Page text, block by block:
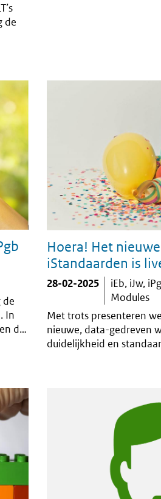
de
de
de
Hoera! Het
iStandaarden is
28-02-2025 iEb iJw
Modules
Met trots presenteren
nieuwe, data-gedreven
duidelijkheid en
manier. Hiermee leggen
meer mogelijkheden in